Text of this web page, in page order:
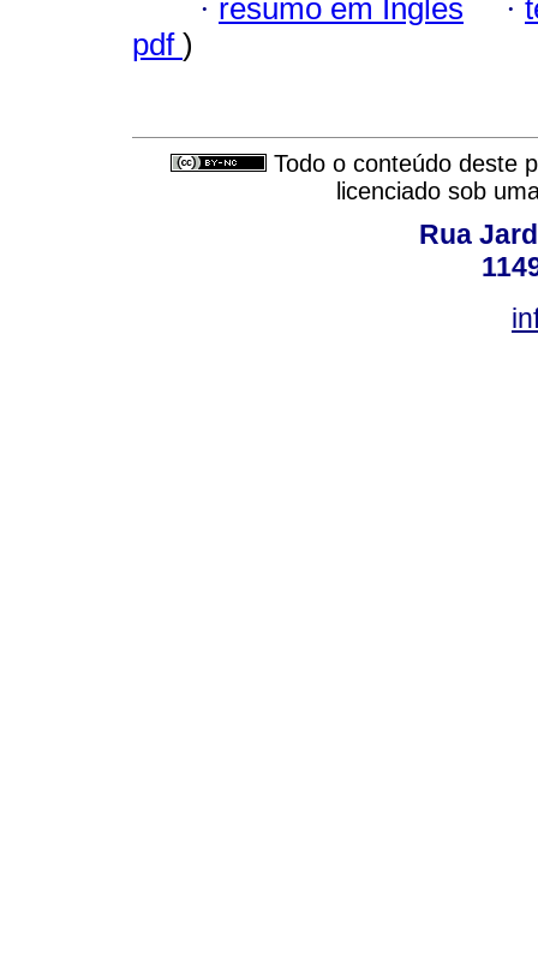
· resumo em Inglês ·
pdf )
Todo o conteúdo deste
licenciado sob
Rua